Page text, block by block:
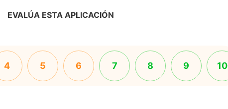
EVALÚA ESTA APLICACIÓN
4 5 6 7 8 9 10